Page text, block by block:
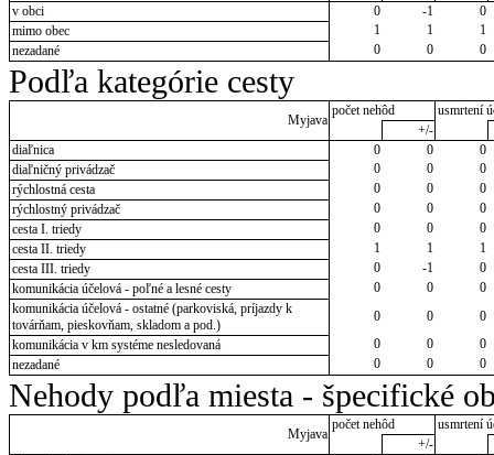
v obci
0 -1
0
mimo obec
1 1
1
nezadané
0 0 0
Podľa kategórie cesty
Myjava
počet nehôd
usmrtení
+/-
diaľnica
0 0
0
diaľničný privádzač
0 0
0
rýchlostná cesta
0 0
0
rýchlostný privádzač
0 0
0
cesta I. triedy
0 0
0
cesta II. triedy
1 1
1
cesta III. triedy
0 -1
0
komunikácia účelová - poľné a lesné cesty
0 0
0
komunikácia účelová - ostatné (parkoviská, príjazdy k
továrňam, pieskovňam, skladom a pod.)
0 0
0
komunikácia v km systéme nesledovaná
0 0
0
nezadané
0 0 0
Nehody podľa miesta - špecifické
Myjava
počet nehôd
usmrtení
+/-